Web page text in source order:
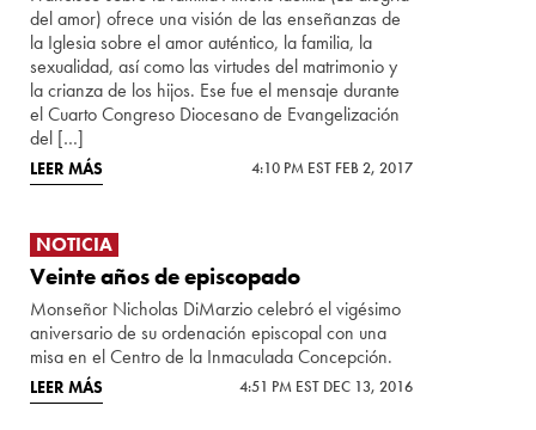
del amor) ofrece una visión de las enseñanzas de
la Iglesia sobre el amor auténtico, la familia, la
sexualidad, así como las virtudes del matrimonio y
la crianza de los hijos. Ese fue el mensaje durante
el Cuarto Congreso Diocesano de Evangelización
del […]
LEER MÁS 4:10 PM EST FEB 2, 2017
NOTICIA
Veinte años de episcopado
Monseñor Nicholas DiMarzio celebró el vigésimo
aniversario de su ordenación episcopal con una
misa en el Centro de la Inmaculada Concepción.
LEER MÁS 4:51 PM EST DEC 13, 2016